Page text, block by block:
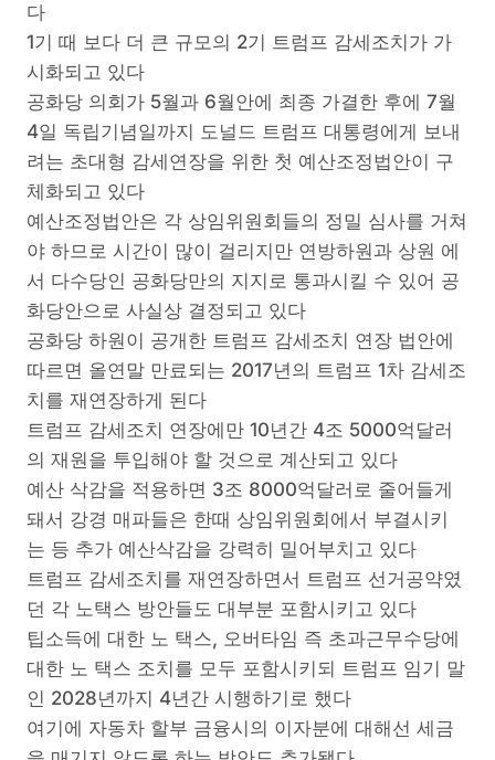
다
1기 때 보다 더 큰 규모의 2기 트럼프 감세조치가 가
시화되고 있다
공화당 의회가 5월과 6월안에 최종 가결한 후에 7월
4일 독립기념일까지 도널드 트럼프 대통령에게 보내
려는 초대형 감세연장을 위한 첫 예산조정법안이 구
체화되고 있다
예산조정법안은 각 상임위원회들의 정밀 심사를 거쳐
야 하므로 시간이 많이 걸리지만 연방하원과 상원 에
서 다수당인 공화당만의 지지로 통과시킬 수 있어 공
화당안으로 사실상 결정되고 있다
공화당 하원이 공개한 트럼프 감세조치 연장 법안에
따르면 올연말 만료되는 2017년의 트럼프 1차 감세조
치를 재연장하게 된다
트럼프 감세조치 연장에만 10년간 4조 5000억달러
의 재원을 투입해야 할 것으로 계산되고 있다
예산 삭감을 적용하면 3조 8000억달러로 줄어들게
돼서 강경 매파들은 한때 상임위원회에서 부결시키
는 등 추가 예산삭감을 강력히 밀어부치고 있다
트럼프 감세조치를 재연장하면서 트럼프 선거공약였
던 각 노택스 방안들도 대부분 포함시키고 있다
팁소득에 대한 노 택스, 오버타임 즉 초과근무수당에
대한 노 택스 조치를 모두 포함시키되 트럼프 임기 말
인 2028년까지 4년간 시행하기로 했다
여기에 자동차 할부 금융시의 이자분에 대해선 세금